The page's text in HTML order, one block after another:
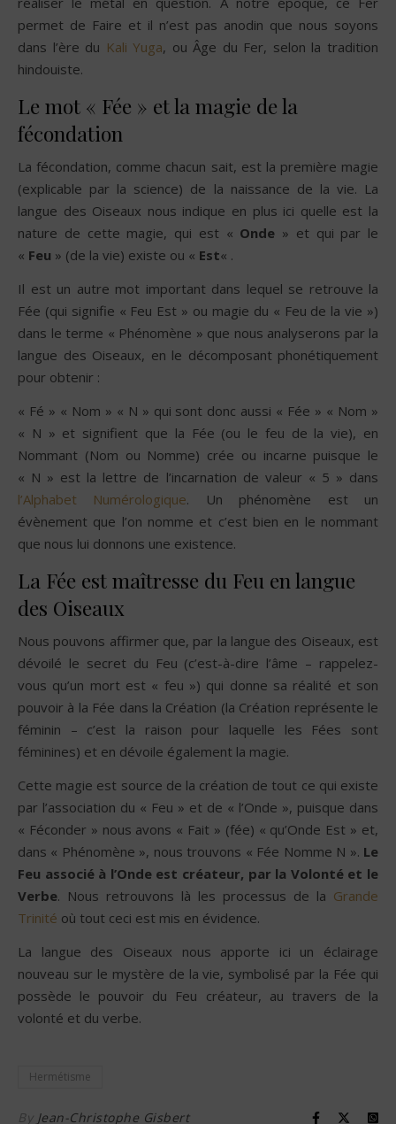
permet de Faire et il n’est pas anodin que nous soyons
dans l’ère du Kali Yuga, ou Âge du Fer, selon la tradition
hindouiste.
Le mot « Fée » et la magie de la
fécondation
La fécondation, comme chacun sait, est la première magie
(explicable par la science) de la naissance de la vie. La
langue des Oiseaux nous indique en plus ici quelle est la
nature de cette magie, qui est « Onde » et qui par le
« Feu » (de la vie) existe ou « Est« .
Il est un autre mot important dans lequel se retrouve la
Fée (qui signifie « Feu Est » ou magie du « Feu de la vie »)
dans le terme « Phénomène » que nous analyserons par la
langue des Oiseaux, en le décomposant phonétiquement
pour obtenir :
« Fé » « Nom » « N » qui sont donc aussi « Fée » « Nom »
« N » et signifient que la Fée (ou le feu de la vie), en
Nommant (Nom ou Nomme) crée ou incarne puisque le
« N » est la lettre de l’incarnation de valeur « 5 » dans
l’Alphabet Numérologique. Un phénomène est un
évènement que l’on nomme et c’est bien en le nommant
que nous lui donnons une existence.
La Fée est maîtresse du Feu en langue
des Oiseaux
Nous pouvons affirmer que, par la langue des Oiseaux, est
dévoilé le secret du Feu (c’est-à-dire l’âme – rappelez-
vous qu’un mort est « feu ») qui donne sa réalité et son
pouvoir à la Fée dans la Création (la Création représente le
féminin – c’est la raison pour laquelle les Fées sont
féminines) et en dévoile également la magie.
Cette magie est source de la création de tout ce qui existe
par l’association du « Feu » et de « l’Onde », puisque dans
« Féconder » nous avons « Fait » (fée) « qu’Onde Est » et,
dans « Phénomène », nous trouvons « Fée Nomme N ». Le
Feu associé à l’Onde est créateur, par la Volonté et le
Verbe. Nous retrouvons là les processus de la Grande
Trinité où tout ceci est mis en évidence.
La langue des Oiseaux nous apporte ici un éclairage
nouveau sur le mystère de la vie, symbolisé par la Fée qui
possède le pouvoir du Feu créateur, au travers de la
volonté et du verbe.
Hermétisme
By Jean-Christophe Gisbert